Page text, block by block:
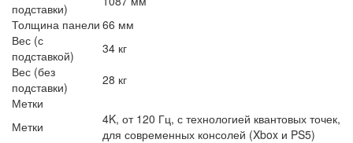
подставки)
Толщина панели 66 мм
Вес (с
подставкой)
34 кг
Вес (без
подставки)
28 кг
Метки
Метки
4K, от 120 Гц, с технологией квантовых точек,
для современных консолей (Xbox и PS5)